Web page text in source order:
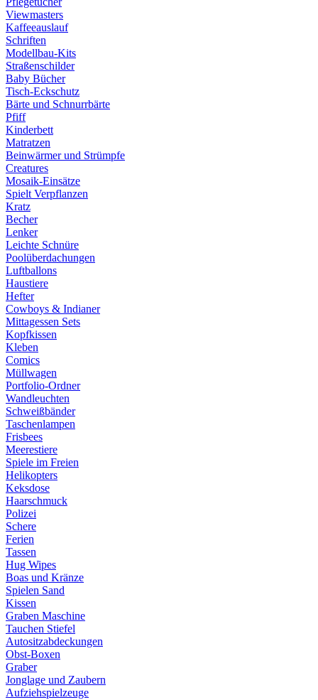
Viewmasters
Kaffeeauslauf
Schriften
Modellbau-Kits
Straßenschilder
Baby Bücher
Tisch-Eckschutz
Bärte und Schnurrbärte
Pfiff
Kinderbett
Matratzen
Beinwärmer und Strümpfe
Creatures
Mosaik-Einsätze
Spielt Verpflanzen
Kratz
Becher
Lenker
Leichte Schnüre
Poolüberdachungen
Luftballons
Haustiere
Hefter
Cowboys & Indianer
Mittagessen Sets
Kopfkissen
Kleben
Comics
Müllwagen
Portfolio-Ordner
Wandleuchten
Schweißbänder
Taschenlampen
Frisbees
Meerestiere
Spiele im Freien
Helikopters
Keksdose
Haarschmuck
Polizei
Schere
Ferien
Tassen
Hug Wipes
Boas und Kränze
Spielen Sand
Kissen
Graben Maschine
Tauchen Stiefel
Autositzabdeckungen
Obst-Boxen
Graber
Jonglage und Zaubern
Aufziehspielzeuge